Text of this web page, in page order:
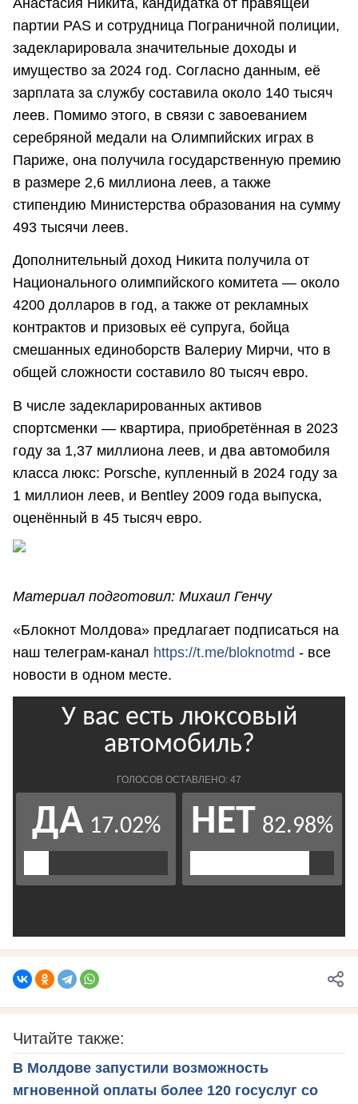
Анастасия Никита, кандидатка от правящей
партии PAS и сотрудница Пограничной полиции,
задекларировала значительные доходы и
имущество за 2024 год. Согласно данным, её
зарплата за службу составила около 140 тысяч
леев. Помимо этого, в связи с завоеванием
серебряной медали на Олимпийских играх в
Париже, она получила государственную премию
в размере 2,6 миллиона леев, а также
стипендию Министерства образования на сумму
493 тысячи леев.
Дополнительный доход Никита получила от
Национального олимпийского комитета — около
4200 долларов в год, а также от рекламных
контрактов и призовых её супруга, бойца
смешанных единоборств Валериу Мирчи, что в
общей сложности составило 80 тысяч евро.
В числе задекларированных активов
спортсменки — квартира, приобретённая в 2023
году за 1,37 миллиона леев, и два автомобиля
класса люкс: Porsche, купленный в 2024 году за
1 миллион леев, и Bentley 2009 года выпуска,
оценённый в 45 тысяч евро.
Материал подготовил: Михаил Генчу
«Блокнот Молдова» предлагает подписаться на
наш телеграм-канал https://t.me/bloknotmd - все
новости в одном месте.
Читайте также:
В Молдове запустили возможность
мгновенной оплаты более 120 госуслуг со